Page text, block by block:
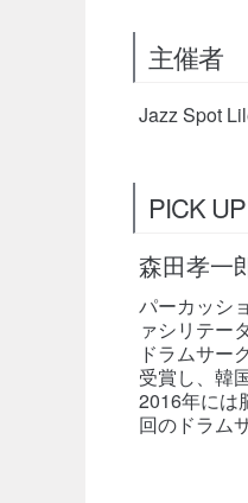
主催者
Jazz Spot
PICK
森田孝一
パーカッシ
ァシリテー
ドラムサー
受賞し、韓
2016年には
回のドラム